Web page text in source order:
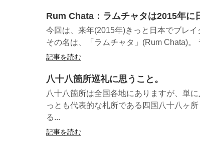
Rum Chata：ラムチャタは2015年に
今回は、来年(2015年)きっと日本でブレイ
その名は、「ラムチャタ」(Rum Chata)。
記事を読む
八十八箇所巡礼に思うこと。
八十八箇所は全国各地にありますが、単
っとも代表的な札所である四国八十八ヶ
る...
記事を読む